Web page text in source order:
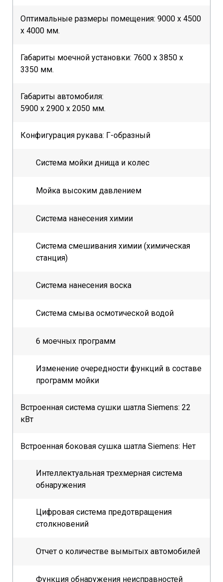
Оптимальные размеры помещения: 9000 х 4500
х 4000 мм.
Габариты моечной установки: 7600 х 3850 х
3350 мм.
Габариты автомобиля:
5900 х 2900 х 2050 мм.
Конфигурация рукава: Г-образный
Система мойки днища и колес
Мойка высоким давлением
Система нанесения химии
Система смешивания химии (химическая
станция)
Система нанесения воска
Система смыва осмотической водой
6 моечных программ
Изменение очередности функций в составе
программ мойки
Встроенная система сушки шатла Siemens: 22
кВт
Встроенная боковая сушка шатла Siemens: Нет
Интеллектуальная трехмерная система
обнаружения
Цифровая система предотвращения
столкновений
Отчет о количестве вымытых автомобилей
Функция обнаружения неисправностей